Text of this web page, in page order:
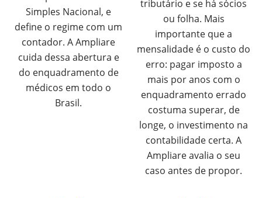
Simples Nacional, e
define o regime com um
contador. A Ampliare
cuida dessa abertura e
do enquadramento de
médicos em todo o
Brasil.
tributário e se há sócios
ou folha. Mais
importante que a
mensalidade é o custo do
erro: pagar imposto a
mais por anos com o
enquadramento errado
costuma superar, de
longe, o investimento na
contabilidade certa. A
Ampliare avalia o seu
caso antes de propor.